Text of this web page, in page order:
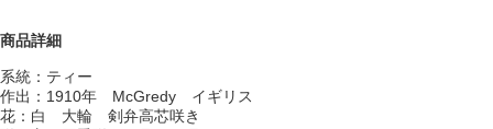
商品詳細
系統：ティー
作出：1910年 McGredy イギリス
花：白 大輪 剣弁高芯咲き